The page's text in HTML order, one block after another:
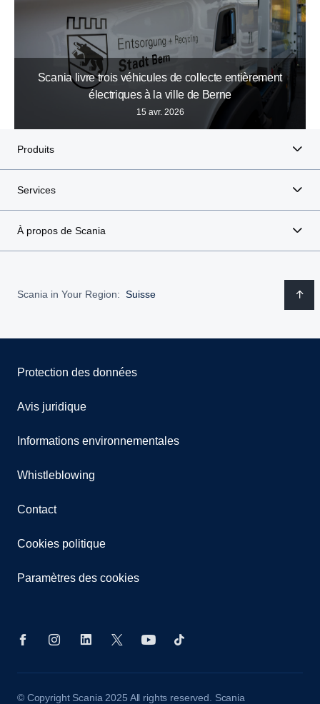
Scania livre trois véhicules de collecte entièrement
électriques à la ville de Berne
15 avr. 2026
Produits
Services
À propos de Scania
Scania in Your Region: Suisse
Protection des données
Avis juridique
Informations environnementales
Whistleblowing
Contact
Cookies politique
Paramètres des cookies
© Copyright Scania 2025 All rights reserved. Scania